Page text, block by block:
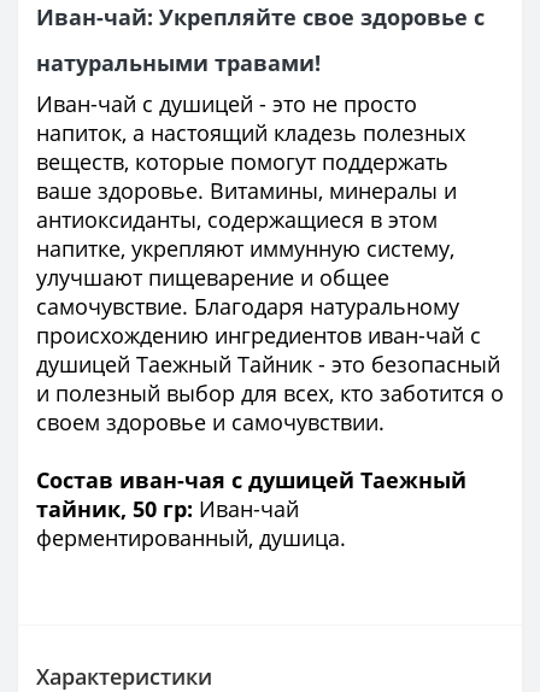
Иван-чай: Укрепляйте свое здоровье с
натуральными травами!
Иван-чай с душицей - это не просто
напиток, а настоящий кладезь полезных
веществ, которые помогут поддержать
ваше здоровье. Витамины, минералы и
антиоксиданты, содержащиеся в этом
напитке, укрепляют иммунную систему,
улучшают пищеварение и общее
самочувствие. Благодаря натуральному
происхождению ингредиентов иван-чай с
душицей Таежный Тайник - это безопасный
и полезный выбор для всех, кто заботится о
своем здоровье и самочувствии.
Состав иван-чая с душицей Таежный
тайник, 50 гр: Иван-чай
ферментированный, душица.
Характеристики